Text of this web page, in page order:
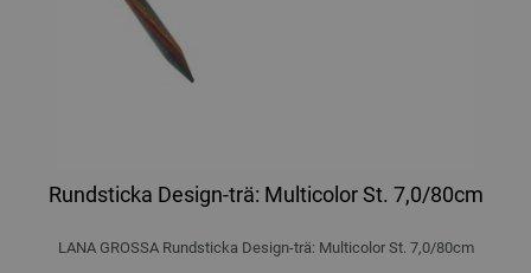
Rundsticka Design-trä: Multicolor St. 7,0/80cm
LANA GROSSA Rundsticka Design-trä: Multicolor St. 7,0/80cm